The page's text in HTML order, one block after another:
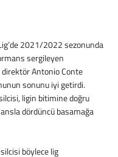
sergileyen
Antonio Conte
sonunu iyi getirdi.
ligin bitimine doğru
dördüncü basamağa